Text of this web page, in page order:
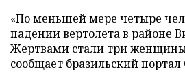
«По меньшей мере четыре
падении вертолета в районе
Жертвами стали три
сообщает бразильский портал